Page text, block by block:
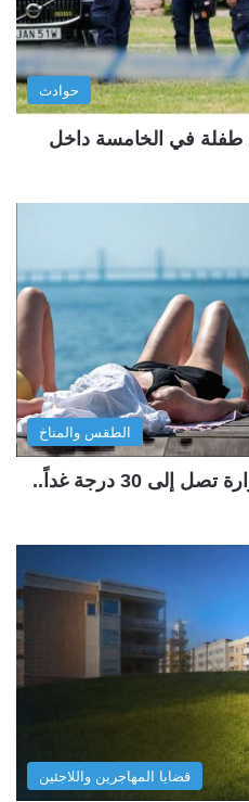
حوادث
يطعن طفلة في الخامسة داخل
الطقس والمناخ
الأرصاد السويدية تحذّر: الحرارة تصل إلى 30 درجة غداً..
قضايا المهاجرين واللاجئين